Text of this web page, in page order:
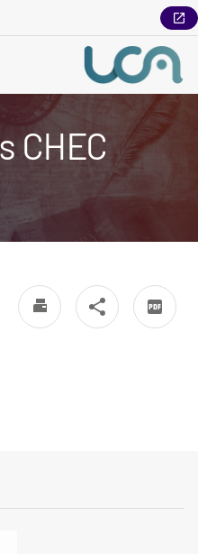
CHEC